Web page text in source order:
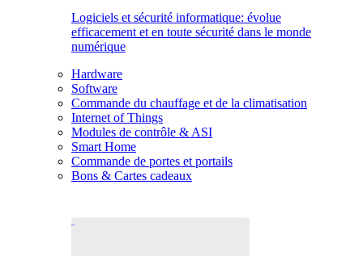
Logiciels et sécurité informatique: évolue
efficacement et en toute sécurité dans le monde
numérique
Hardware
Software
Commande du chauffage et de la climatisation
Internet of Things
Modules de contrôle & ASI
Smart Home
Commande de portes et portails
Bons & Cartes cadeaux